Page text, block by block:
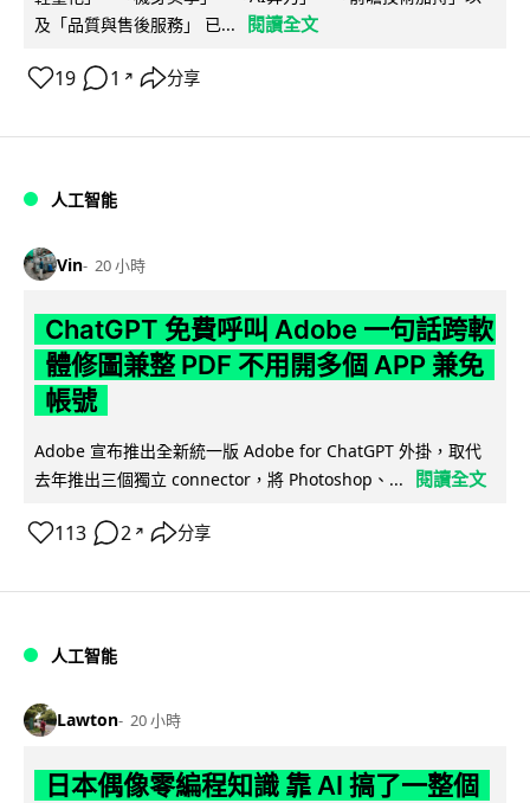
及「品質與售後服務」 已...
閱讀全文
19 1 ↗ 分享
人工智能
Vin 20 小時
ChatGPT 免費呼叫 Adobe 一句話跨軟
體修圖兼整 PDF 不用開多個 APP 兼免
帳號
Adobe 宣布推出全新統一版 Adobe for ChatGPT 外掛，取代
去年推出三個獨立 connector，將 Photoshop、...
閱讀全文
113 2 ↗ 分享
人工智能
Lawton 20 小時
日本偶像零編程知識 靠 AI 搞了一整個